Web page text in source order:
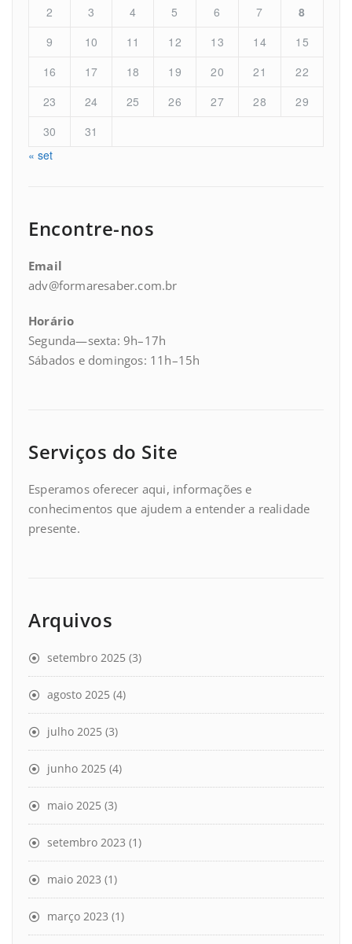
2
3 4 5 6 7
8
9
10 11 12 13 14
15
16
17 18 19 20 21
22
23
24 25 26 27 28
29
30
31
« set
Encontre-nos
Email
adv@formaresaber.com.br
Horário
Segunda—sexta: 9h–17h
Sábados e domingos: 11h–15h
Serviços do Site
Esperamos oferecer aqui, informações e
conhecimentos que ajudem a entender a realidade
presente.
Arquivos
setembro 2025 (3)
agosto 2025 (4)
julho 2025 (3)
junho 2025 (4)
maio 2025 (3)
setembro 2023 (1)
maio 2023 (1)
março 2023 (1)